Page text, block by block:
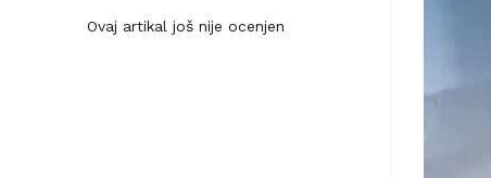
Ovaj artikal još nije ocenjen